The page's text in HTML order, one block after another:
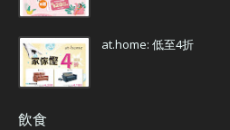
at.home: 低至4折
飲食